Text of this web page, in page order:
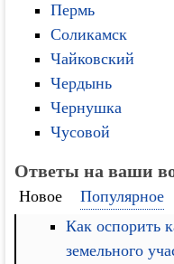
Пермь
Соликамск
Чайковский
Чердынь
Чернушка
Чусовой
Ответы на ваши
Новое
Популярное
Как оспорить
земельного